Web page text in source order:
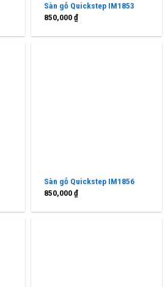
Sàn gỗ Quickstep IM1853
850,000₫
Sàn gỗ Quickstep IM1856
850,000₫